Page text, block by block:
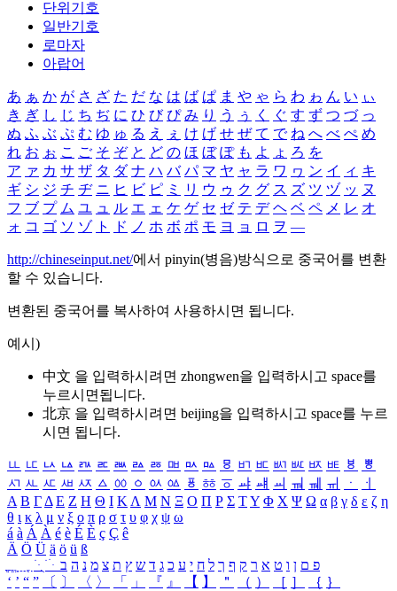
단위기호
일반기호
로마자
아랍어
あ ぁ か が さ ざ た だ な は ば ぱ ま や ゃ ら わ ゎ ん い ぃ
き ぎ し じ ち ぢ に ひ び ぴ み り う ぅ く ぐ す ず つ づ っ
ぬ ふ ぶ ぷ む ゆ ゅ る え ぇ け げ せ ぜ て で ね へ べ ぺ め
れ お ぉ こ ご そ ぞ と ど の ほ ぼ ぽ も よ ょ ろ を
ア ァ カ サ ザ タ ダ ナ ハ バ パ マ ヤ ャ ラ ワ ヮ ン イ ィ キ
ギ シ ジ チ ヂ ニ ヒ ビ ピ ミ リ ウ ゥ ク グ ス ズ ツ ヅ ッ ヌ
フ ブ プ ム ユ ュ ル エ ェ ケ ゲ セ ゼ テ デ ヘ ベ ペ メ レ オ
ォ コ ゴ ソ ゾ ト ド ノ ホ ボ ポ モ ヨ ョ ロ ヲ ―
http://chineseinput.net/에서 pinyin(병음)방식으로 중국어를 변환
할 수 있습니다.
변환된 중국어를 복사하여 사용하시면 됩니다.
예시)
中文 을 입력하시려면 zhongwen을 입력하시고 space를
누르시면됩니다.
北京 을 입력하시려면 beijing을 입력하시고 space를 누르
시면 됩니다.
ㅥ ㅦ ㅧ ㅨ ㅩ ㅪ ㅫ ㅬ ㅭ ㅮ ㅯ ㅰ ㅱ ㅲ ㅳ ㅴ ㅵ ㅶ ㅷ ㅸ
ㅹ
ㅺ ㅻ ㅼ ㅽ ㅾ ㅿ ㆀ ㆁ ㆂ ㆃ ㆄ ㆅ ㆆ ㆇ ㆈ ㆉ ㆊ ㆋ ㆌ ㆍ
ㆎ
Α Β ΓΔ Ε Ζ Η Θ Ι ΚΛ Μ Ν Ξ Ο Π Ρ Σ ΤΥ Φ Χ Ψ Ω α β γ δ ε ζ η
θ ι κ λ μ ν ξ ο π ρ σ τ υ φ χ ψ ω
á à Á À é è É È ç Ç ê
Ä Ö Ü ä ö ü ß
ִֶֹ ֻּ ׁׂ פ ם ן ו ט א ר ק ף ך ל ח י ע כ ג ד ש ץ ת צ מ נ ה ב
‘ ’ “ ” 〔 〕 〈 〉 「 」 『 』 【 】 ＂ （ ） ［ ］ ｛ ｝